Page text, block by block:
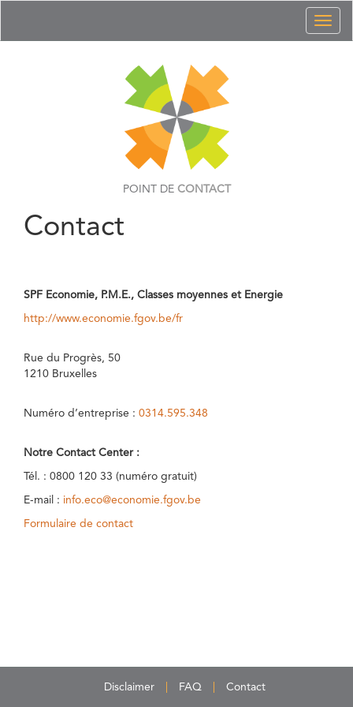
POINT DE CONTACT
Contact
SPF Economie, P.M.E., Classes moyennes et Energie
http://www.economie.fgov.be/fr
Rue du Progrès, 50
1210 Bruxelles
Numéro d’entreprise : 0314.595.348
Notre Contact Center :
Tél. : 0800 120 33 (numéro gratuit)
E-mail : info.eco@economie.fgov.be
Formulaire de contact
Disclaimer FAQ Contact